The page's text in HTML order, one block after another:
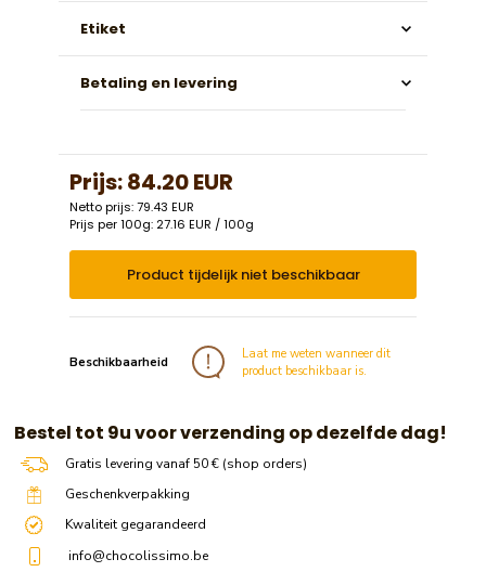
Etiket
Betaling en levering
Prijs:84.20 EUR
Netto prijs: 79.43 EUR
Prijs per 100g: 27.16 EUR / 100g
Product tijdelijk niet beschikbaar
Beschikbaarheid
Laat me weten wanneer dit
product beschikbaar is.
​​ Bestel tot 9u voor verzending op dezelfde dag!
Gratis levering vanaf 50 € (shop orders)
Geschenkverpakking
Kwaliteit gegarandeerd
info@chocolissimo.be